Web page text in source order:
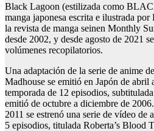
Black Lagoon (estilizada como
manga japonesa escrita e ilustrada
la revista de manga seinen Monthly
desde 2002, y desde agosto de 2021
volúmenes recopilatorios.
Una adaptación de la serie de anime
Madhouse se emitió en Japón de abril
temporada de 12 episodios,
emitió de octubre a diciembre de
2011 se estrenó una serie de vídeo
5 episodios, titulada Roberta’s Blood